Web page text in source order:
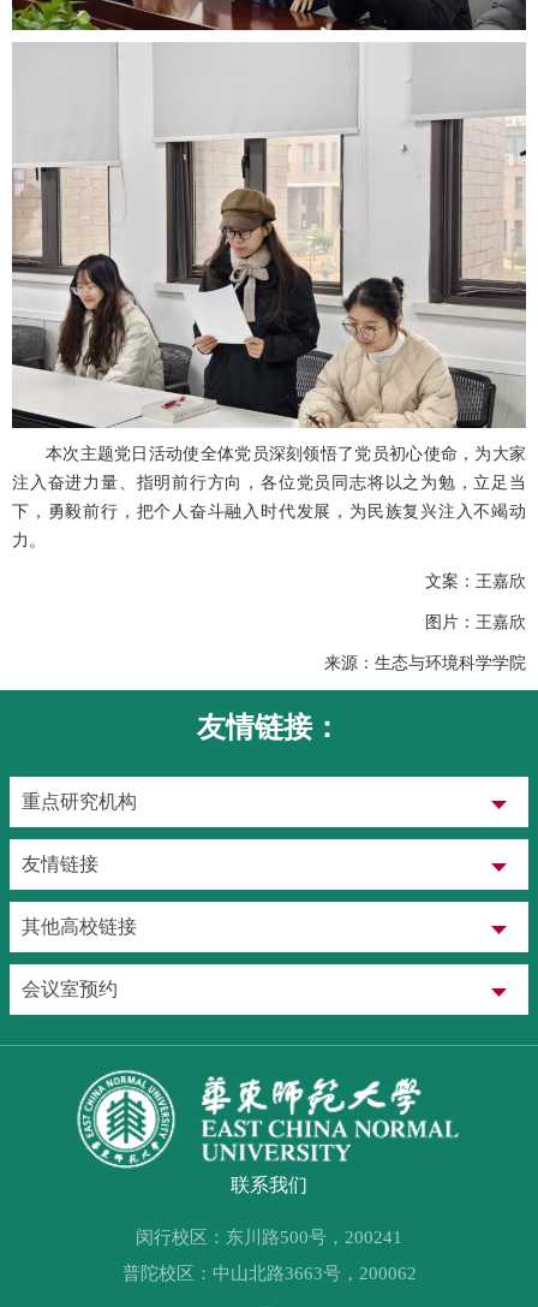
本次主题党日活动使全体党员深刻领悟了党员初心使命，为大家
注入奋进力量、指明前行方向，各位党员同志将以之为勉，立足当
下，勇毅前行，把个人奋斗融入时代发展，为民族复兴注入不竭动
力。
文案：王嘉欣
图片：王嘉欣
来源：生态与环境科学学院
友情链接：
重点研究机构
友情链接
其他高校链接
会议室预约
联系我们
闵行校区：东川路500号，200241
普陀校区：中山北路3663号，200062